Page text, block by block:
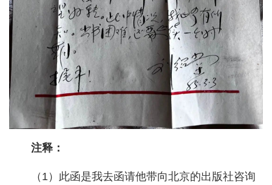
注释：
（1）此函是我去函请他带向北京的出版社咨询